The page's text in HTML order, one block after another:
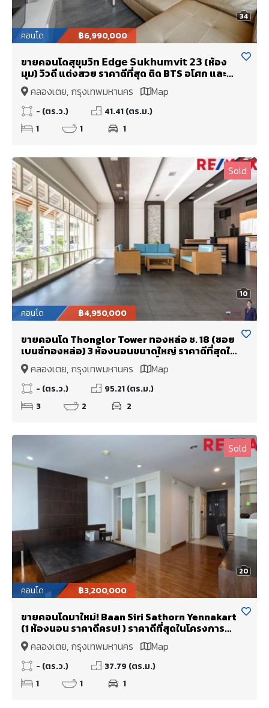
34
คอนโด ฿6,990,000
ขายคอนโดสุขุมวิท 𝗘𝗱𝗴𝗲 𝗦𝘂𝗸𝗵𝘂𝗺𝘃𝗶𝘁 𝟮𝟯 (ห้อง
มุม) วิวดี แต่งสวย ราคาดีที่สุด ติด BTS อโศก และ
MRT สุขุมวิท
คลองเตย, กรุงเทพมหานคร Map
- (ตร.ว.)
41.41 (ตร.ม.)
1
1 1
10
Sold
คอนโด ฿4,950,000
ขายคอนโด Thonglor Tower ทองหล่อ ซ. 18 (ซอย
เบนซ์ทองหล่อ) 3 ห้องนอนขนาดใหญ่ ราคาดีที่สุดใน
โครงการและในสุขุมวิ พร้อมสิทธิ์จอดรถถึง 2 คัน
คลองเตย, กรุงเทพมหานคร Map
- (ตร.ว.)
95.21 (ตร.ม.)
3
2 2
20
Sold
คอนโด ฿3,200,000
ขายคอนโดมาใหม่! Baan Siri Sathorn Yennakart
(1 ห้องนอน ราคาดีครบ! ) ราคาดีที่สุดในโครงการ
พร้อมแต่งสวย Built-in และ (เฟอร์นิเจอร์วัสดุ
อย่างดี ในบรรยากาศสุดน่าอยู่ ) ทำให้ได้ผู้เช่าง่าย
หรือจะอยู่เองก็ลงตัว
คลองเตย, กรุงเทพมหานคร Map
- (ตร.ว.)
37.79 (ตร.ม.)
1
1 1